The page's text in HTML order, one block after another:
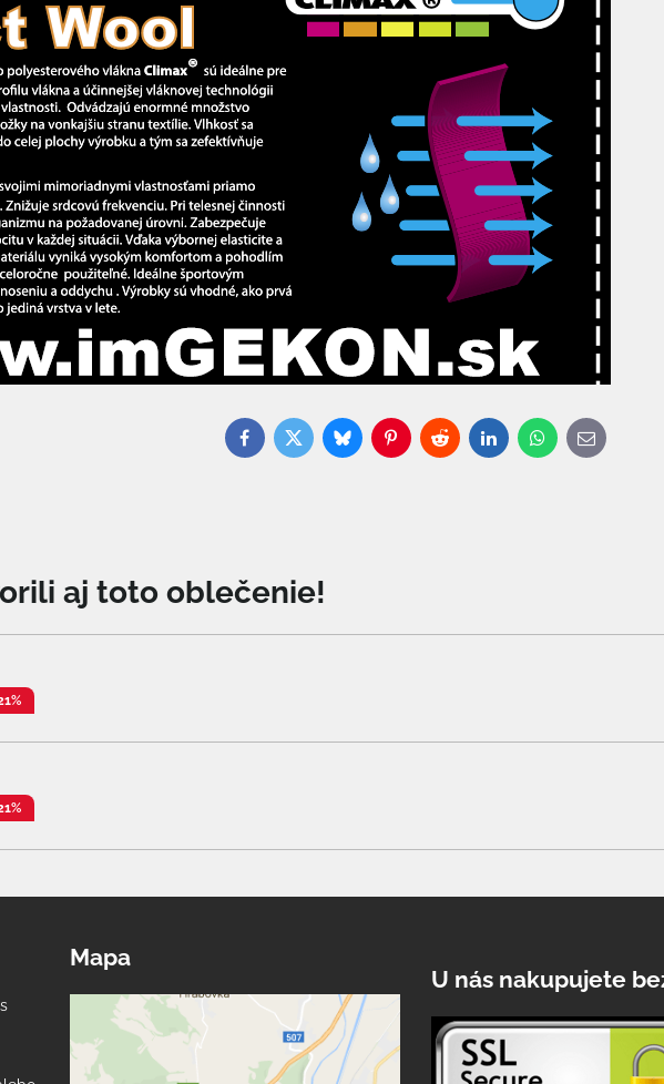
Facebook
TwitterBlueskyPinterestRedditLinkedInWhatsApp
E-
mail
aj toto oblečenie!
Mapa
U nás nakupujete